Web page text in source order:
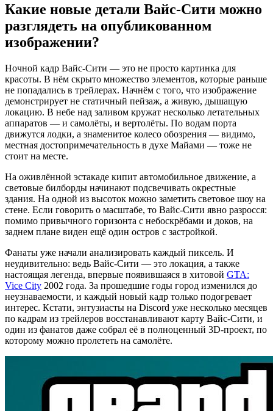
Какие новые детали Вайс-Сити можно
разглядеть на опубликованном
изображении?
Ночной кадр Вайс-Сити — это не просто картинка для
красоты. В нём скрыто множество элементов, которые раньше
не попадались в трейлерах. Начнём с того, что изображение
демонстрирует не статичный пейзаж, а живую, дышащую
локацию. В небе над заливом кружат несколько летательных
аппаратов — и самолёты, и вертолёты. По водам порта
движутся лодки, а знаменитое колесо обозрения — видимо,
местная достопримечательность в духе Майами — тоже не
стоит на месте.
На оживлённой эстакаде кипит автомобильное движение, а
световые билборды начинают подсвечивать окрестные
здания. На одной из высоток можно заметить световое шоу на
стене. Если говорить о масштабе, то Вайс-Сити явно разросся:
помимо привычного горизонта с небоскрёбами и доков, на
заднем плане виден ещё один остров с застройкой.
Фанаты уже начали анализировать каждый пиксель. И
неудивительно: ведь Вайс-Сити — это локация, а также
настоящая легенда, впервые появившаяся в хитовой GTA:
Vice City 2002 года. За прошедшие годы город изменился до
неузнаваемости, и каждый новый кадр только подогревает
интерес. Кстати, энтузиасты на Discord уже несколько месяцев
по кадрам из трейлеров восстанавливают карту Вайс-Сити, и
один из фанатов даже собрал её в полноценный 3D-проект, по
которому можно пролететь на самолёте.